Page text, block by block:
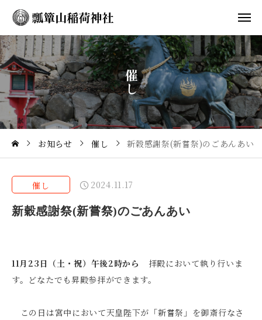
催
し
お知らせ 催し 新穀感謝祭(新嘗祭)のごあんあい
催し 2024.11.17
新穀感謝祭(新嘗祭)のごあんあい
11月23日（土・祝）午後2時から
拝殿において執り行いま
す。どなたでも昇殿参拝ができます。
この日は宮中において天皇陛下が「新嘗祭」を御斎行なさ